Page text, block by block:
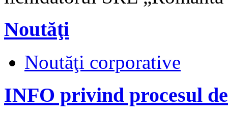
Noutăţi
Noutăţi corporative
INFO privind procesul